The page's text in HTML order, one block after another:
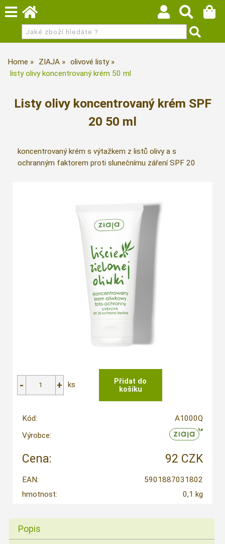
Home ZIAJA
olivové listy
listy olivy koncentrovaný krém 50 ml
Listy olivy koncentrovaný krém SPF
20 50 ml
koncentrovaný krém s výtažkem z listů olivy a s
ochranným faktorem proti slunečnímu záření SPF 20
ks
Kód:
A1000Q
Výrobce:
Cena: 92 CZK
EAN:
5901887031802
hmotnost:
0,1 kg
Popis